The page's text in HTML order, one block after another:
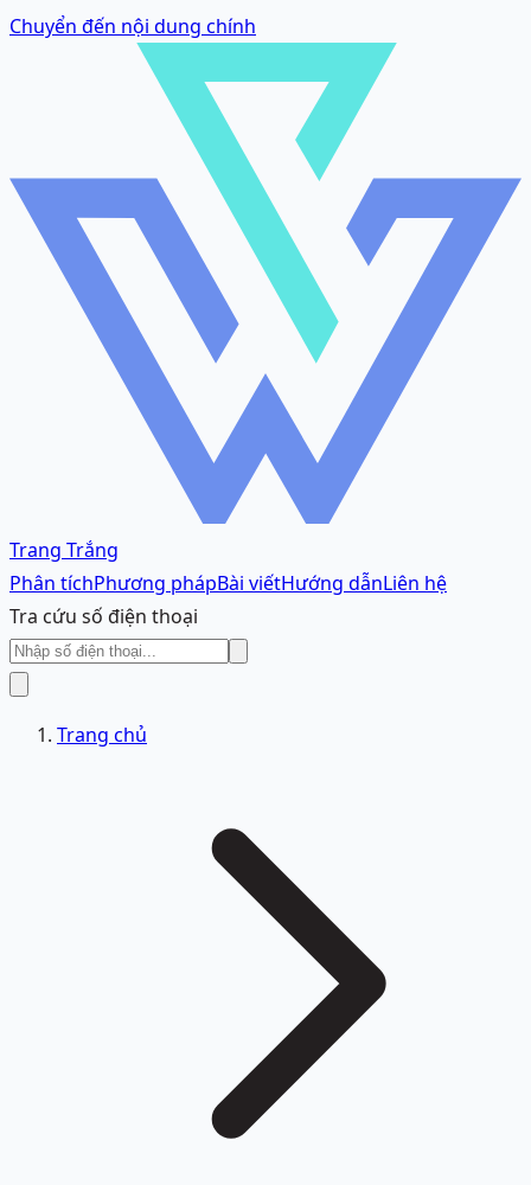
Chuyển đến nội dung chính
Trang Trắng
Phân tíchPhương phápBài viếtHướng dẫnLiên hệ
Tra cứu số điện thoại
Trang chủ